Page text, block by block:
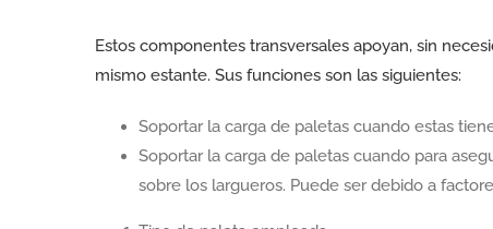
Estos componentes transversales apoyan, sin
mismo estante. Sus funciones son las siguientes:
Soportar la carga de paletas cuando estas
Soportar la carga de paletas cuando para
sobre los largueros. Puede ser debido a